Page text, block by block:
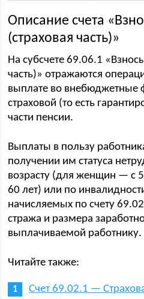
Описание счета
(страховая часть)»
На субсчете 69.06.1
часть)» отражаются
выплате во внебюджетные
страховой (то есть
части пенсии.
Выплаты в пользу
получении им статуса
возрасту (для женщин — с
60 лет) или по
начисляемых по счету
стража и размера
выплачиваемой работнику.
Читайте также:
Счет 69.02.1 —